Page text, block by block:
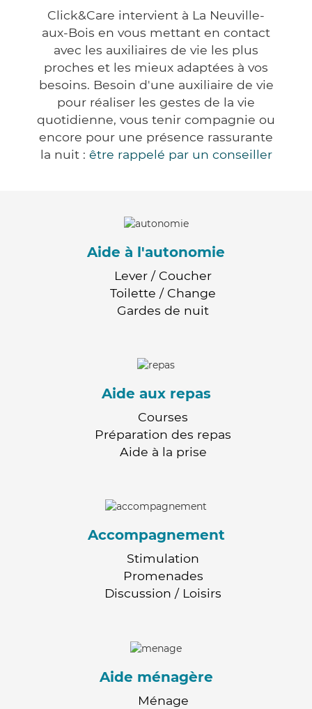
Click&Care intervient à La Neuville-
aux-Bois en vous mettant en contact
avec les auxiliaires de vie les plus
proches et les mieux adaptées à vos
besoins. Besoin d'une auxiliaire de vie
pour réaliser les gestes de la vie
quotidienne, vous tenir compagnie ou
encore pour une présence rassurante
la nuit : être rappelé par un conseiller
Aide à l'autonomie
Lever / Coucher
Toilette / Change
Gardes de nuit
Aide aux repas
Courses
Préparation des repas
Aide à la prise
Accompagnement
Stimulation
Promenades
Discussion / Loisirs
Aide ménagère
Ménage